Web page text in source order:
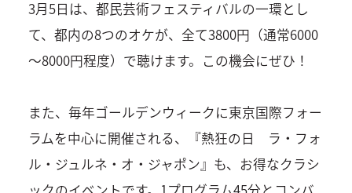
3月5日は、都民芸術フェスティバルの一環とし
て、都内の8つのオケが、全て3800円（通常6000
～8000円程度）で聴けます。この機会にぜひ！
また、毎年ゴールデンウィークに東京国際フォー
ラムを中心に開催される、『熱狂の日 ラ・フォ
ル・ジュルネ・オ・ジャポン』も、お得なクラシ